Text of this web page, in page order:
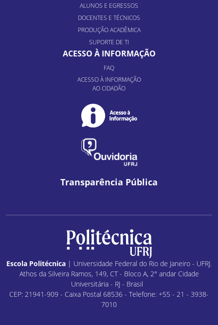
ALUNOS E EGRESSOS
DOCENTES E TÉCNICOS
PRODUÇÃO ACADÊMICA
SUPORTE DE TI
ACESSO À INFORMAÇÃO
FAQ
ACESSO À INFORMAÇÃO
AO CIDADÃO
Transparência Pública
Escola Politécnica | Universidade Federal do Rio de Janeiro - UFRJ.
Athos da Silveira Ramos, 149, CT - Bloco A, 2° andar Cidade
Universitária - RJ - Brasil
CEP: 21941-909 - Caixa Postal 68536 - Telefone: +55 - 21 - 3938-
7010